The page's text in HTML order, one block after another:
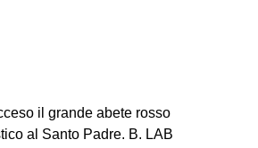
il grande abete rosso
al Santo Padre. B. LAB